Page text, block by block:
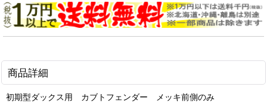
商品詳細
初期型ダックス用 カブトフェンダー メッキ前側のみ